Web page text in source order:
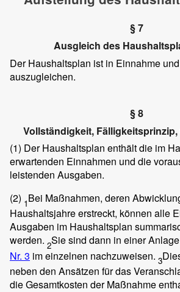
§ 7
Ausgleich des
Der Haushaltsplan ist in Einnahme
auszugleichen.
§ 8
Vollständigkeit,
(1) Der Haushaltsplan enthält die im
erwartenden Einnahmen und die
leistenden Ausgaben.
(2) 1Bei Maßnahmen, deren
Haushaltsjahre erstreckt, können alle
Ausgaben im Haushaltsplan
werden. 2Sie sind dann in einer
Nr. 3 im einzelnen nachzuweisen. 3
neben den Ansätzen für das
die Gesamtkosten der Maßnahme